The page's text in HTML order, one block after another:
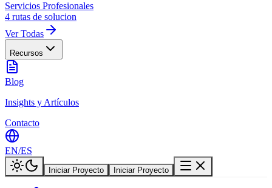
Servicios Profesionales
4 rutas de solucion
Ver Todas
Recursos
Blog
Insights y Artículos
Contacto
EN/ES
Iniciar Proyecto Iniciar Proyecto